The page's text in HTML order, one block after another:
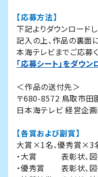
【応募方法】
下記よりダウンロード
記入の上、作品の裏面
本海テレビまでご応募く
「応募シート」をダウン
＜作品の送付先＞
〒680-8572 鳥取市田
日本海テレビ 経営企画
【各賞および副賞】
大賞×1名、優秀賞×3
・大賞 表彰状、図
・優秀賞 表彰状、図